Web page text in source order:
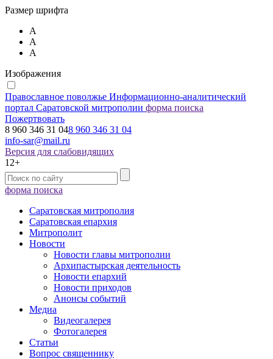
Размер шрифта
А
А
А
Изображения
Православное поволжье Информационно-аналитический
портал Саратовской митрополии форма поиска
Пожертвовать
8 960 346 31 048 960 346 31 04
info-sar@mail.ru
Версия для слабовидящих
12+
форма поиска
Саратовская митрополия
Саратовская епархия
Митрополит
Новости
Новости главы митрополии
Архипастырская деятельность
Новости епархий
Новости приходов
Анонсы событий
Медиа
Видеогалерея
Фотогалерея
Статьи
Вопрос священнику